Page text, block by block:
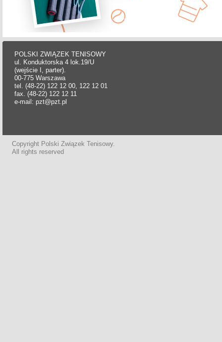
POLSKI ZWIĄZEK TENISOWY
ul. Konduktorska 4 lok.19/U
(wejście I, parter).
00-775 Warszawa
tel. (48-22) 122 12 00, 122 12 01
fax. (48-22) 122 12 11
e-mail: pzt@pzt.pl
Copyright Polski Związek Tenisowy.
All rights reserved